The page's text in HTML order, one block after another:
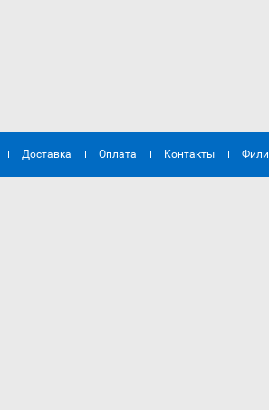
Доставка Оплата Контакты